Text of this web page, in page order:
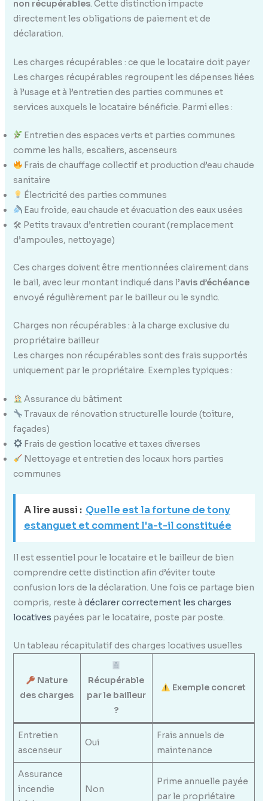
non récupérables. Cette distinction impacte
directement les obligations de paiement et de
déclaration.
Les charges récupérables : ce que le locataire doit payer
Les charges récupérables regroupent les dépenses liées
à l’usage et à l’entretien des parties communes et
services auxquels le locataire bénéficie. Parmi elles :
Entretien des espaces verts et parties communes
comme les halls, escaliers, ascenseurs
Frais de chauffage collectif et production d’eau chaude
sanitaire
Électricité des parties communes
Eau froide, eau chaude et évacuation des eaux usées
🛠 Petits travaux d’entretien courant (remplacement
d’ampoules, nettoyage)
Ces charges doivent être mentionnées clairement dans
le bail, avec leur montant indiqué dans l’avis d’échéance
envoyé régulièrement par le bailleur ou le syndic.
Charges non récupérables : à la charge exclusive du
propriétaire bailleur
Les charges non récupérables sont des frais supportés
uniquement par le propriétaire. Exemples typiques :
Assurance du bâtiment
Travaux de rénovation structurelle lourde (toiture,
façades)
Frais de gestion locative et taxes diverses
Nettoyage et entretien des locaux hors parties
communes
A lire aussi : Quelle est la fortune de tony
estanguet et comment l'a-t-il constituée
Il est essentiel pour le locataire et le bailleur de bien
comprendre cette distinction afin d’éviter toute
confusion lors de la déclaration. Une fois ce partage bien
compris, reste à déclarer correctement les charges
locatives payées par le locataire, poste par poste.
Un tableau récapitulatif des charges locatives usuelles
Nature
des charges
Récupérable
par le bailleur
?
Exemple concret
Entretien
ascenseur
Oui
Frais annuels de
maintenance
Assurance
incendie
Non
Prime annuelle payée
par le propriétaire